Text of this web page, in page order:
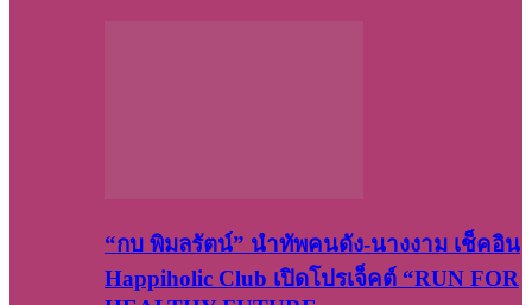
“กบ พิมลรัตน์” นำทัพคนดัง-นางงาม เช็คอิน
Happiholic Club เปิดโปรเจ็คต์ “RUN FOR